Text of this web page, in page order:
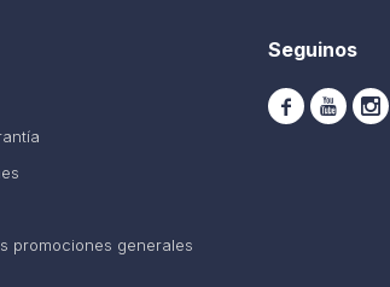
promociones generales
Seguinos
  